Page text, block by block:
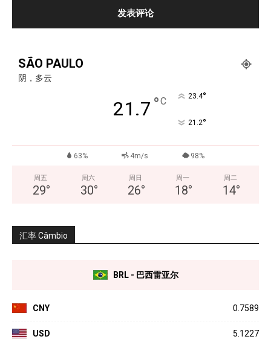
SÃO PAULO
阴，多云
21.7 °C 23.4°
21.2°
63% 4m/s 98%
周五
29°
周六
30°
周日
26°
周一
18°
周二
14°
汇率 Câmbio
BRL - 巴西雷亚尔
CNY 0.7589
USD 5.1227